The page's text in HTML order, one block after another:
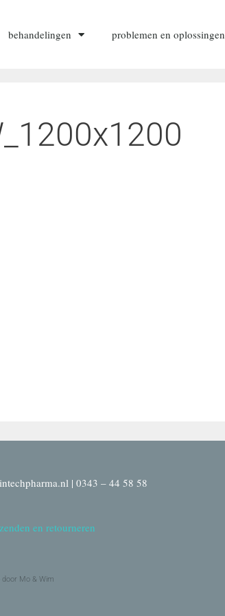
behandelingen problemen en oplossingen
| 0343 – 44 58 58
en retourneren
Mo & Wim